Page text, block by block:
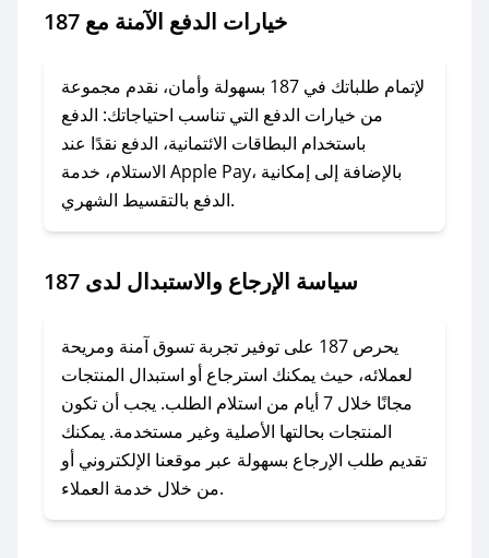
لا تقلق! يمكنك التواصل مع فريق دعم صحصح عبر
وسنقوم بحل المشكلة في أسرع وقت ممكن.
### ماذا أفعل إذا لم أجد كود خصم لمتجري
المفضل؟
في حال عدم توفر كوبونات لمتجرك المفضل، يمكنك
مراسلتنا مباشرة وسنعمل على توفير الكوبونات في
187؟
للحصول على كوبونات وخصومات حصرية، قم بما
يلي:
- اضغط على أيقونة متابعة لمتجر 187 في تطبيق
صحصح.
- تابع حسابنا الرسمي على تويتر وقم بتفعيل زر
خيارات الدفع الآمنة مع 187
لإتمام طلباتك في 187 بسهولة وأمان، نقدم مجموعة
من خيارات الدفع التي تناسب احتياجاتك: الدفع
باستخدام البطاقات الائتمانية، الدفع نقدًا عند
الاستلام، خدمة Apple Pay، بالإضافة إلى إمكانية
الدفع بالتقسيط الشهري.
سياسة الإرجاع والاستبدال لدى 187
يحرص 187 على توفير تجربة تسوق آمنة ومريحة
لعملائه، حيث يمكنك استرجاع أو استبدال المنتجات
مجانًا خلال 7 أيام من استلام الطلب. يجب أن تكون
المنتجات بحالتها الأصلية وغير مستخدمة. يمكنك
تقديم طلب الإرجاع بسهولة عبر موقعنا الإلكتروني أو
من خلال خدمة العملاء.